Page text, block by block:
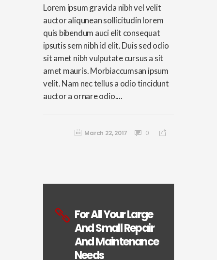
Lorem ipsum gravida nibh vel velit
auctor aliqunean sollicitudin lorem
quis bibendum auci elit consequat
ipsutis sem nibh id elit. Duis sed odio
sit amet nibh vulputate cursus a sit
amet mauris. Morbiaccumsan ipsum
velit. Nam nec tellus a odio tincidunt
auctor a ornare odio....
March 22, 2017 0
For All Your Large
And Small Repair
And Maintenance
Needs